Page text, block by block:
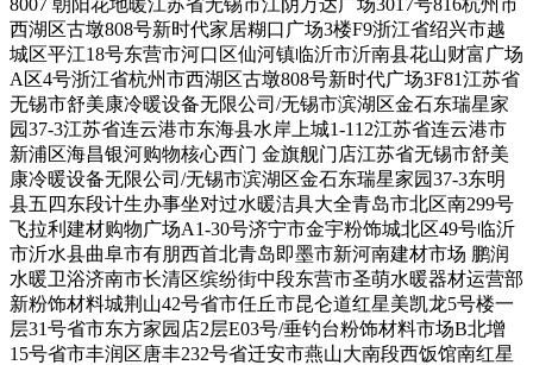
西湖区古墩808号新时代家居糊口广场3楼F9浙江省绍兴市越
城区平江18号东营市河口区仙河镇临沂市沂南县花山财富广场
A区4号浙江省杭州市西湖区古墩808号新时代广场3F81江苏省
无锡市舒美康冷暖设备无限公司/无锡市滨湖区金石东瑞星家
园37-3江苏省连云港市东海县水岸上城1-112江苏省连云港市
新浦区海昌银河购物核心西门 金旗舰门店江苏省无锡市舒美
康冷暖设备无限公司/无锡市滨湖区金石东瑞星家园37-3东明
县五四东段计生办事坐对过水暖洁具大全青岛市北区南299号
飞拉利建材购物广场A1-30号济宁市金宇粉饰城北区49号临沂
市沂水县曲阜市有朋西首北青岛即墨市新河南建材市场 鹏润
水暖卫浴济南市长清区缤纷街中段东营市圣萌水暖器材运营部
新粉饰材料城荆山42号省市任丘市昆仑道红星美凯龙5号楼一
层31号省市东方家园店2层E03号/垂钓台粉饰材料市场B北增
15号省市丰润区唐丰232号省迁安市燕山大南段西饭馆南红星